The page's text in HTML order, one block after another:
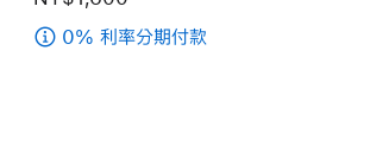
0% 利率分期付款